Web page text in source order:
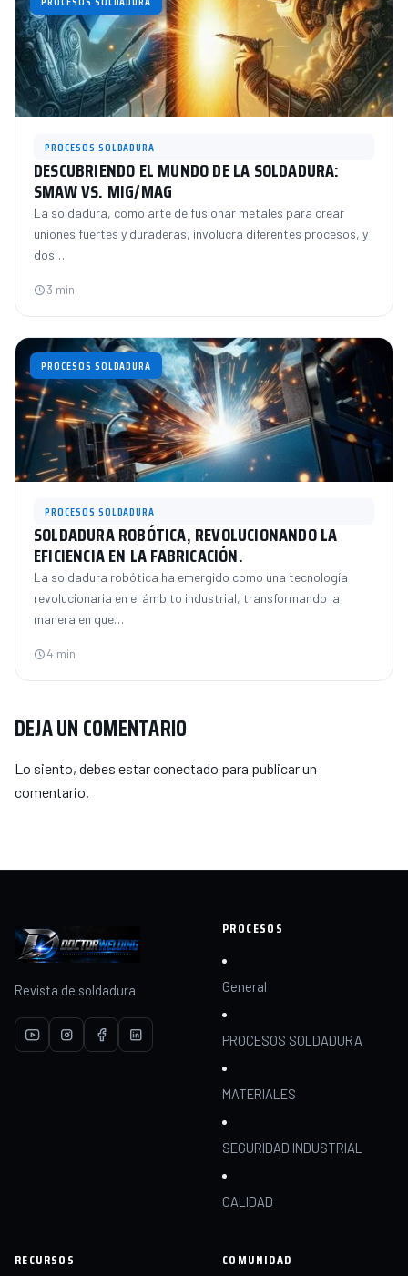
PROCESOS SOLDADURA
DESCUBRIENDO EL MUNDO DE LA SOLDADURA:
SMAW VS. MIG/MAG
La soldadura, como arte de fusionar metales para crear
uniones fuertes y duraderas, involucra diferentes procesos, y
dos…
3 min
PROCESOS SOLDADURA
PROCESOS SOLDADURA
SOLDADURA ROBÓTICA, REVOLUCIONANDO LA
EFICIENCIA EN LA FABRICACIÓN.
La soldadura robótica ha emergido como una tecnología
revolucionaria en el ámbito industrial, transformando la
manera en que…
4 min
DEJA UN COMENTARIO
Lo siento, debes estarconectado para publicar un
comentario.
Revista de soldadura
PROCESOS
General
PROCESOS SOLDADURA
MATERIALES
SEGURIDAD INDUSTRIAL
CALIDAD
RECURSOS COMUNIDAD